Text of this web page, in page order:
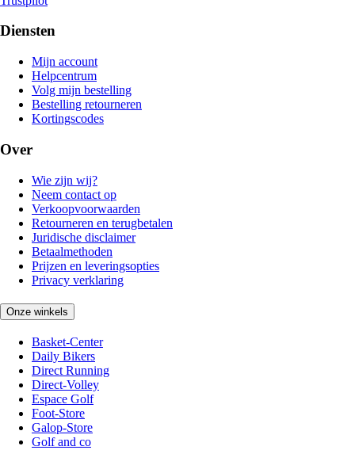
Diensten
Mijn account
Helpcentrum
Volg mijn bestelling
Bestelling retourneren
Kortingscodes
Over
Wie zijn wij?
Neem contact op
Verkoopvoorwaarden
Retourneren en terugbetalen
Juridische disclaimer
Betaalmethoden
Prijzen en leveringsopties
Privacy verklaring
Onze winkels
Basket-Center
Daily Bikers
Direct Running
Direct-Volley
Espace Golf
Foot-Store
Galop-Store
Golf and co